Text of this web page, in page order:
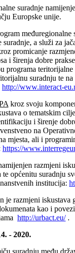
suradnje
Europske unije.
a služi za
promicanje
i širenja dobre
programa
suradnju te
http://www.interact-
kroz svoju
o tematskim
i širenje
na
mjesta, ali i
https://
razmjeni
općenitu suradnju
institucija:
je razmjeni iskustava
kao i
http://urbact.eu/.
- 2020.
suradnju među